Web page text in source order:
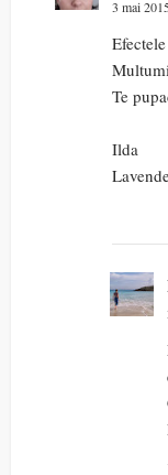
3 mai
Te
Ilda